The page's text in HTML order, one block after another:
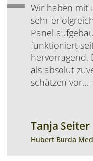
Bewertung:
Wir haben mit
sehr
Panel
funktioniert
hervorragend.
als absolut
schätzen vor…
Name:
Tanja Seiter
Position:
Hubert Burda